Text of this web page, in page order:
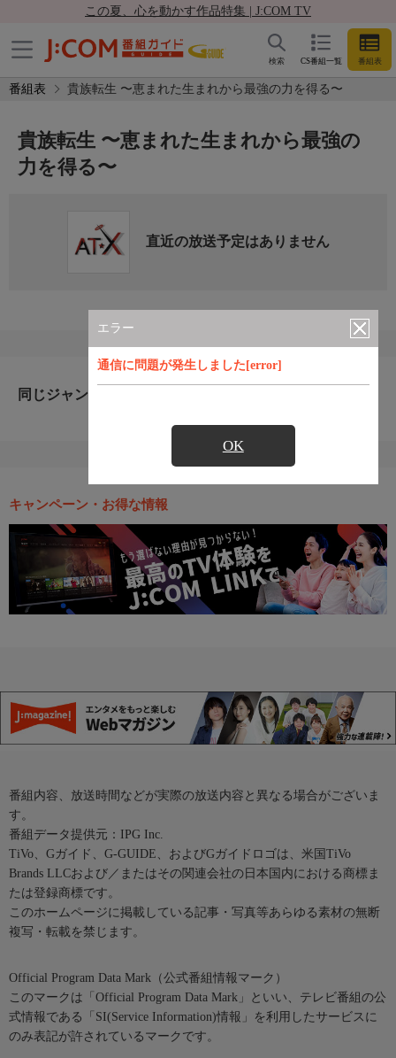
この夏、心を動かす作品特集 | J:COM TV
CS番組一覧 番組表
検索
番組表 貴族転生 〜恵まれた生まれから最強の力を得る〜
エラー
通信に問題が発生しました[error]
OK
貴族転生 〜恵まれた生まれから最強の
力を得る〜
直近の放送予定はありません
同じジャンルのおすすめ番組
キャンペーン・お得な情報
番組内容、放送時間などが実際の放送内容と異なる場合がございま
す。
番組データ提供元：IPG Inc.
TiVo、Gガイド、G-GUIDE、およびGガイドロゴは、米国TiVo
Brands LLCおよび／またはその関連会社の日本国内における商標ま
たは登録商標です。
このホームページに掲載している記事・写真等あらゆる素材の無断
複写・転載を禁じます。
Official Program Data Mark（公式番組情報マーク）
このマークは「Official Program Data Mark」といい、テレビ番組の公
式情報である「SI(Service Information)情報」を利用したサービスに
のみ表記が許されているマークです。